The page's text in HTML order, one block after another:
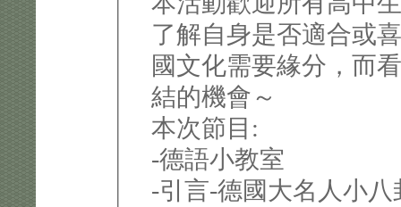
了解自身是否適合或
國文化需要緣分，而
結的機會～
本次節目:
-德語小教室
-引言-德國大名人小